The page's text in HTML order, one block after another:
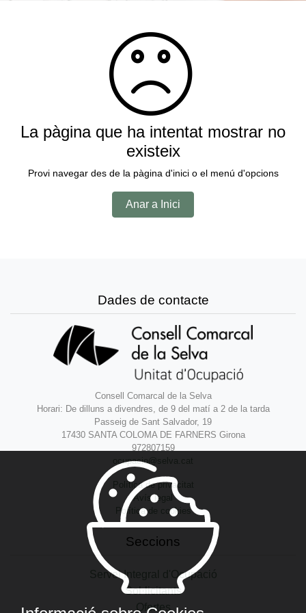
La pàgina que ha intentat mostrar no
existeix
Provi navegar des de la pàgina d'inici o el menú d'opcions
Anar a Inici
Dades de contacte
Consell Comarcal de la Selva
Horari: De dilluns a divendres, de 9 del matí a 2 de la tarda
Passeig de Sant Salvador, 19
17430 SANTA COLOMA DE FARNERS Girona
972807159
ocupacio@selva.cat
Política de privacitat
Avís legal
Política de cookies
Seccions
Servei Integral d'Ocupació
Sol·licitants
Ofertes